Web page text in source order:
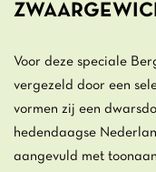
Voor deze speciale
vergezeld door een
vormen zij een
hedendaagse
aangevuld met